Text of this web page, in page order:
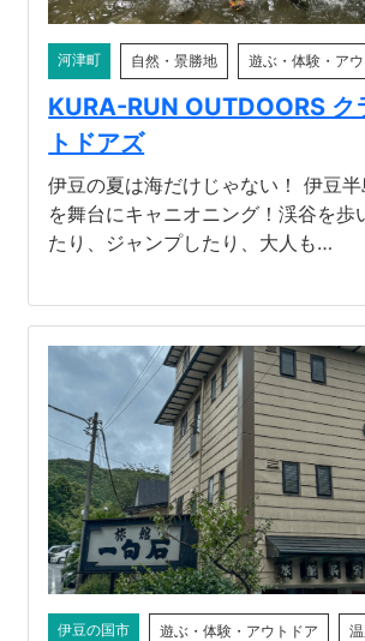
河津町 自然・景勝地 遊ぶ・体験・ア
KURA-RUN OUTDOORS ク
トドアズ
伊豆の夏は海だけじゃない！ 伊豆
を舞台にキャニオニング！渓谷を歩
たり、ジャンプしたり、大人も…
伊豆の国市 遊ぶ・体験・アウトドア